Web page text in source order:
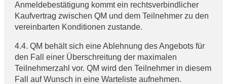
Anmeldebestätigung kommt ein rechtsverbindlicher
Kaufvertrag zwischen QM und dem Teilnehmer zu den
vereinbarten Konditionen zustande.
4.4. QM behält sich eine Ablehnung des Angebots für
den Fall einer Überschreitung der maximalen
Teilnehmerzahl vor. QM wird den Teilnehmer in diesem
Fall auf Wunsch in eine Warteliste aufnehmen.